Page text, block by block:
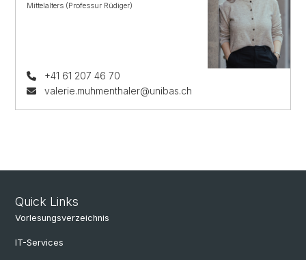
Mittelalters (Professur Rüdiger)
+41 61 207 46 70
valerie.muhmenthaler@unibas.ch
Quick Links
Vorlesungsverzeichnis
IT-Services